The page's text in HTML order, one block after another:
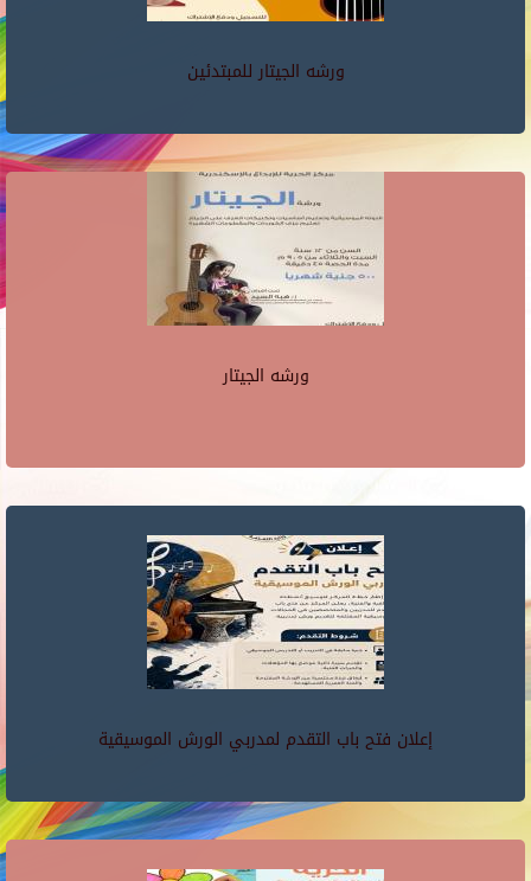
ورشه الجيتار للمبتدئين
ورشه الجيتار
إعلان فتح باب التقدم لمدربي الورش الموسيقية